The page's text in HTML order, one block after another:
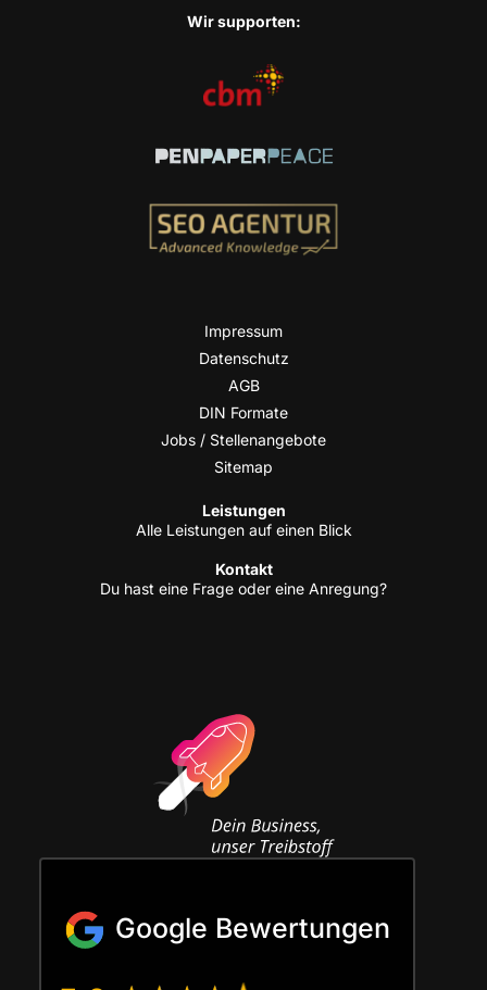
Wir sup­port­en:
Impres­sum
Daten­schutz
AGB
DIN For­ma­te
Jobs / Stellenangebote
Site­map
Leis­tun­gen
Alle Leis­tun­gen auf einen Blick
Kon­takt
Du hast eine Fra­ge oder eine Anregung?
Google Bewertungen